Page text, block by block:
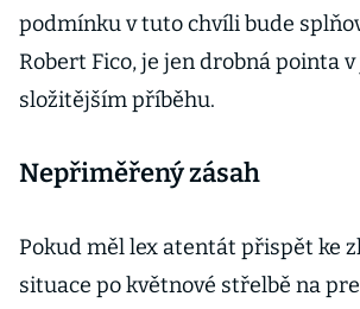
podmínku v tuto chvíli bude
Robert Fico, je jen drobná pointa
složitějším příběhu.
Nepřiměřený zásah
Pokud měl lex atentát přispět ke
situace po květnové střelbě na